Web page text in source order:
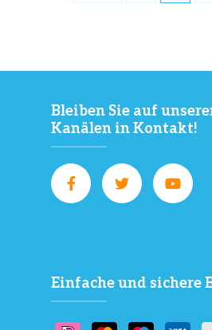
Bleiben Sie auf
Kanälen in Kontakt!
Einfache und sichere